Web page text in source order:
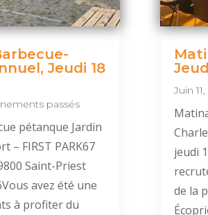
Jeudi 18
passés
pétanque Jardin
– FIRST PARK67
Saint-Priest
avez été une
à profiter du
Juin
jeudi
de la